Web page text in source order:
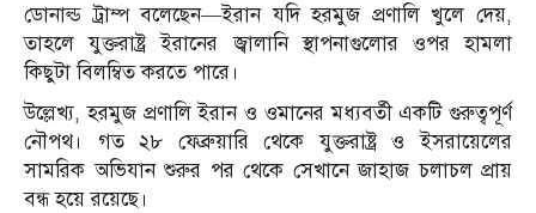
ডোনাল্ড ট্রাম্প বলেছেন—ইরান যদি হরমুজ প্রণালি খুলে দেয়,
তাহলে যুক্তরাষ্ট্র ইরানের জ্বালানি স্থাপনাগুলোর ওপর হামলা
কিছুটা বিলম্বিত করতে পারে।
উল্লেখ্য, হরমুজ প্রণালি ইরান ও ওমানের মধ্যবর্তী একটি গুরুত্বপূর্ণ
নৌপথ। গত ২৮ ফেব্রুয়ারি থেকে যুক্তরাষ্ট্র ও ইসরায়েলের
সামরিক অভিযান শুরুর পর থেকে সেখানে জাহাজ চলাচল প্রায়
বন্ধ হয়ে রয়েছে।